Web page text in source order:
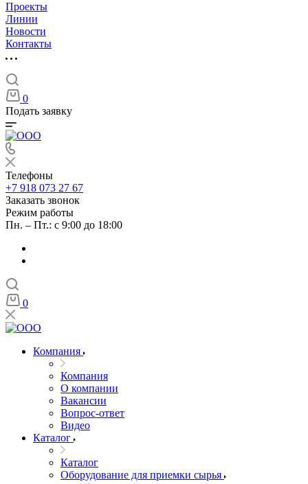
Проекты
Линии
Новости
Контакты
0
Подать заявку
Телефоны
+7 918 073 27 67
Заказать звонок
Режим работы
Пн. – Пт.: с 9:00 до 18:00
0
Компания
Компания
О компании
Вакансии
Вопрос-ответ
Видео
Каталог
Каталог
Оборудование для приемки сырья